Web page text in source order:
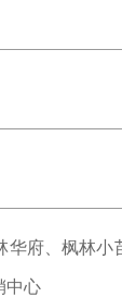
府、枫林
中心